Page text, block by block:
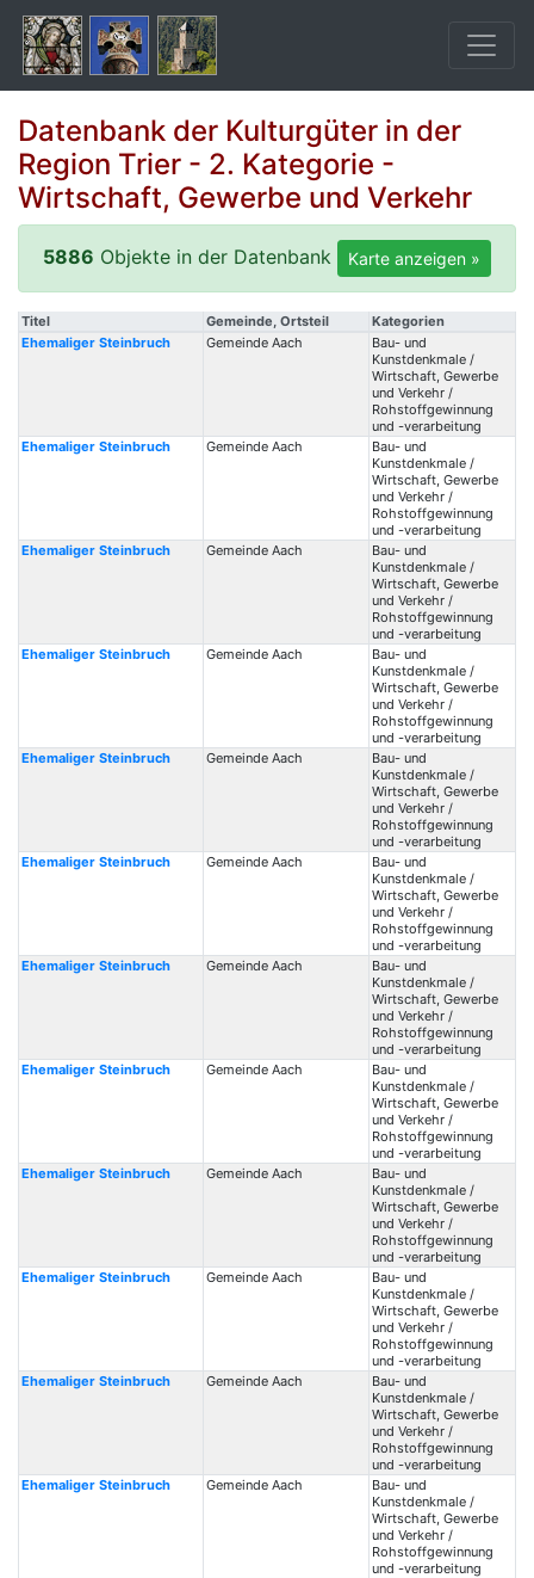
Datenbank der Kulturgüter in der
Region Trier - 2. Kategorie -
Wirtschaft, Gewerbe und Verkehr
5886 Objekte in der Datenbank Karte anzeigen »
Titel Gemeinde, Ortsteil
Kategorien
Ehemaliger Steinbruch
Gemeinde Aach
Bau- und
Kunstdenkmale /
Wirtschaft, Gewerbe
und Verkehr /
Rohstoffgewinnung
und -verarbeitung
Ehemaliger Steinbruch
Gemeinde Aach
Bau- und
Kunstdenkmale /
Wirtschaft, Gewerbe
und Verkehr /
Rohstoffgewinnung
und -verarbeitung
Ehemaliger Steinbruch
Gemeinde Aach
Bau- und
Kunstdenkmale /
Wirtschaft, Gewerbe
und Verkehr /
Rohstoffgewinnung
und -verarbeitung
Ehemaliger Steinbruch
Gemeinde Aach
Bau- und
Kunstdenkmale /
Wirtschaft, Gewerbe
und Verkehr /
Rohstoffgewinnung
und -verarbeitung
Ehemaliger Steinbruch
Gemeinde Aach
Bau- und
Kunstdenkmale /
Wirtschaft, Gewerbe
und Verkehr /
Rohstoffgewinnung
und -verarbeitung
Ehemaliger Steinbruch
Gemeinde Aach
Bau- und
Kunstdenkmale /
Wirtschaft, Gewerbe
und Verkehr /
Rohstoffgewinnung
und -verarbeitung
Ehemaliger Steinbruch
Gemeinde Aach
Bau- und
Kunstdenkmale /
Wirtschaft, Gewerbe
und Verkehr /
Rohstoffgewinnung
und -verarbeitung
Ehemaliger Steinbruch
Gemeinde Aach
Bau- und
Kunstdenkmale /
Wirtschaft, Gewerbe
und Verkehr /
Rohstoffgewinnung
und -verarbeitung
Ehemaliger Steinbruch
Gemeinde Aach
Bau- und
Kunstdenkmale /
Wirtschaft, Gewerbe
und Verkehr /
Rohstoffgewinnung
und -verarbeitung
Ehemaliger Steinbruch
Gemeinde Aach
Bau- und
Kunstdenkmale /
Wirtschaft, Gewerbe
und Verkehr /
Rohstoffgewinnung
und -verarbeitung
Ehemaliger Steinbruch
Gemeinde Aach
Bau- und
Kunstdenkmale /
Wirtschaft, Gewerbe
und Verkehr /
Rohstoffgewinnung
und -verarbeitung
Ehemaliger Steinbruch
Gemeinde Aach
Bau- und
Kunstdenkmale /
Wirtschaft, Gewerbe
und Verkehr /
Rohstoffgewinnung
und -verarbeitung